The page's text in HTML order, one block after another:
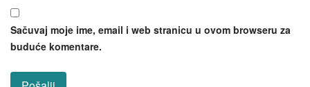
Sačuvaj moje ime, email i web stranicu u ovom browseru za
buduće komentare.